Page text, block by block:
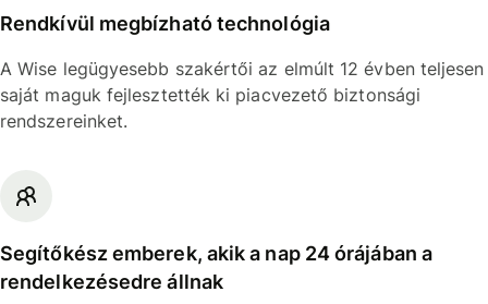
Rendkívül megbízható technológia
A Wise legügyesebb szakértői az elmúlt 12 évben teljesen
saját maguk fejlesztették ki piacvezető biztonsági
rendszereinket.
Segítőkész emberek, akik a nap 24 órájában a
rendelkezésedre állnak